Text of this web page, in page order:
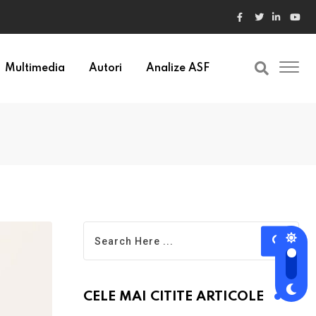
Multimedia Autori Analize ASF
CELE MAI CITITE ARTICOLE